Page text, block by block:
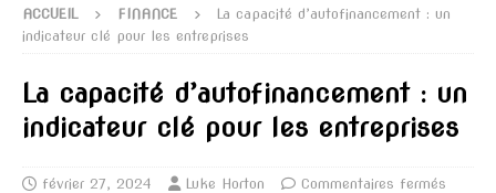
ACCUEIL FINANCE
La capacité d’autofinancement : un
indicateur clé pour les entreprises
La capacité d’autofinancement : un
indicateur clé pour les entreprises
février 27, 2024 Luke Horton Commentaires fermés